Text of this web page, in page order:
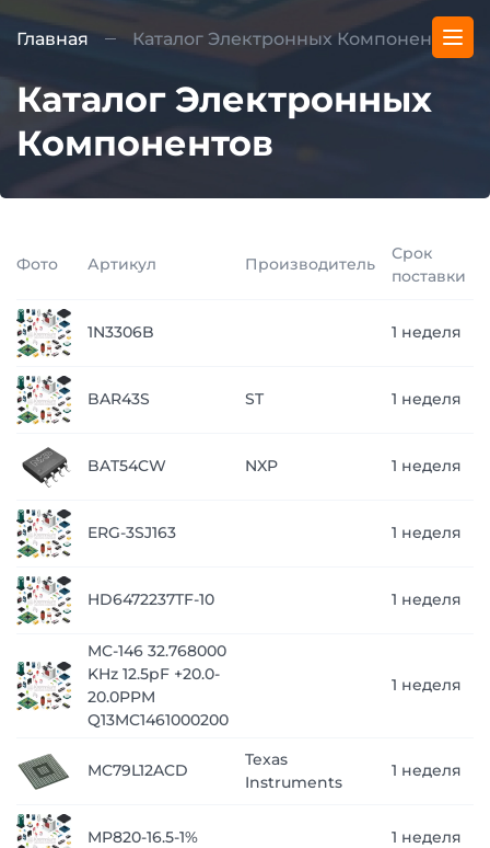
Главная Каталог Электронных Компонентов
Каталог Электронных
Компонентов
Фото Артикул Производитель
Срок
поставки
1N3306B 1 неделя
BAR43S ST 1 неделя
BAT54CW NXP 1 неделя
ERG-3SJ163 1 неделя
HD6472237TF-10 1 неделя
MC-146 32.768000
KHz 12.5pF +20.0-
20.0PPM
Q13MC1461000200
1 неделя
MC79L12ACD
Texas
Instruments
1 неделя
MP820-16.5-1% 1 неделя